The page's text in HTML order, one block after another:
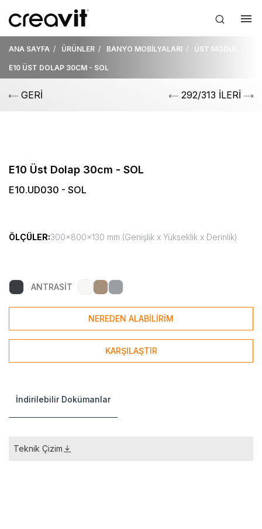
ANA SAYFA ÜRÜNLER BANYO MOBİLYALARI ÜST MODÜL
E10 ÜST DOLAP 30CM - SOL
GERİ 292/313 İLERİ
E10 Üst Dolap 30cm - SOL
E10.UD030 - SOL
ÖLÇÜLER:300x800x130 mm (Genişlik x Yükseklik x Derinlik)
ANTRASİT
NEREDEN ALABİLİRİM
KARŞILAŞTIR
İndirilebilir Dokümanlar
Teknik Çizim